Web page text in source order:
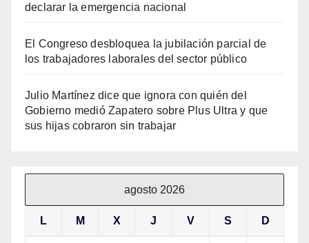
declarar la emergencia nacional
El Congreso desbloquea la jubilación parcial de
los trabajadores laborales del sector público
Julio Martínez dice que ignora con quién del
Gobierno medió Zapatero sobre Plus Ultra y que
sus hijas cobraron sin trabajar
agosto 2026
L M X J V S D